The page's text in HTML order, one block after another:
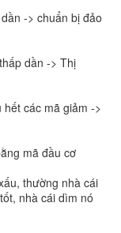
-> chuẩn bị đảo
dần -> Thị
các mã giảm ->
mã đầu cơ
thường nhà cái
nhà cái dìm nó